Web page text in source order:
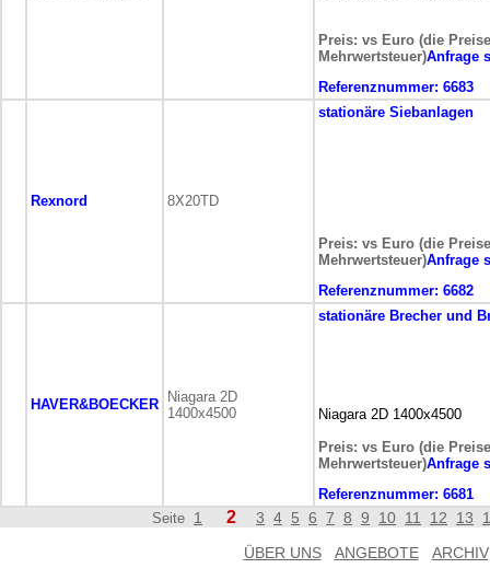
Preis: vs Euro (die
Mehrwertsteuer)Anfrage
Referenznummer: 6683
Rexnord 8X20TD
stationäre Siebanlagen
Preis: vs Euro (die
Mehrwertsteuer)Anfrage
Referenznummer: 6682
HAVER&BOECKER
Niagara 2D
1400x4500
stationäre Brecher und
Niagara 2D 1400x4500
Preis: vs Euro (die
Mehrwertsteuer)Anfrage
Referenznummer: 6681
Seite 1 2 3 4 5 6 7 8 9 10 11 12 13
ÜBER UNS
ANGEBOTE ARCHIV